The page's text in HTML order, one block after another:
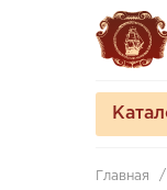
Главная